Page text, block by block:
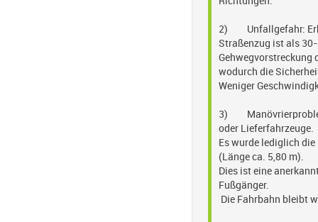
2) Unfallgefahr:
Straßenzug ist als
Gehwegvorstreckung
wodurch die
Weniger
3)
oder Lieferfahrzeuge.
Es wurde lediglich
(Länge ca. 5,80 m).
Dies ist eine
Fußgänger.
Die Fahrbahn bleibt